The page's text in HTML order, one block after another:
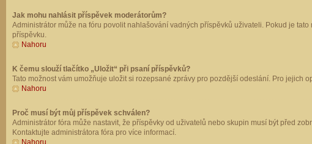
Jak mohu nahlásit příspěvek moderátorům?
Administrátor může na fóru povolit nahlašování vadných příspěvků uživateli. Pokud je
příspěvku.
Nahoru
K čemu slouží tlačítko „Uložit“ při psaní příspěvků?
Tato možnost vám umožňuje uložit si rozepsané zprávy pro pozdější odeslání. Pro
Nahoru
Proč musí být můj příspěvek schválen?
Administrátor fóra může nastavit, že příspěvky od uživatelů nebo skupin musí být před
Kontaktujte administrátora fóra pro více informací.
Nahoru